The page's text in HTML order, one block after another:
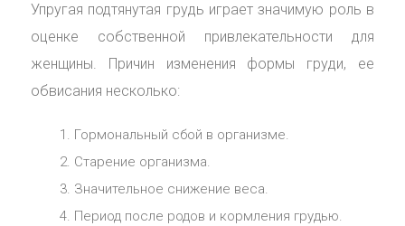
Упругая подтянутая грудь играет значимую роль в
оценке собственной привлекательности для
женщины. Причин изменения формы груди, ее
обвисания несколько:
Гормональный сбой в организме.
Старение организма.
Значительное снижение веса.
Период после родов и кормления грудью.